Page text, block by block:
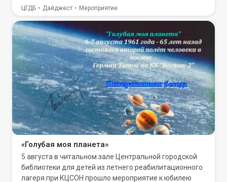
ЦГДБ Дайджест Мероприятие
«Голубая моя планета»
5 августа в читальном зале Центральной городской
библиотеки для детей из летнего реабилитационного
лагеря при КЦСОН прошло мероприятие к юбилею